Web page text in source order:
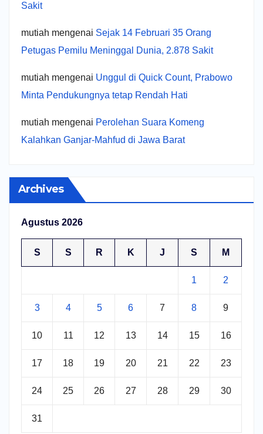
Sakit
mutiah mengenai Sejak 14 Februari 35 Orang
Petugas Pemilu Meninggal Dunia, 2.878 Sakit
mutiah mengenai Unggul di Quick Count, Prabowo
Minta Pendukungnya tetap Rendah Hati
mutiah mengenai Perolehan Suara Komeng
Kalahkan Ganjar-Mahfud di Jawa Barat
Archives
Agustus 2026
S S R K J S M
1 2
3 4 5 6 7 8 9
10 11 12 13 14 15 16
17 18 19 20 21 22 23
24 25 26 27 28 29 30
31